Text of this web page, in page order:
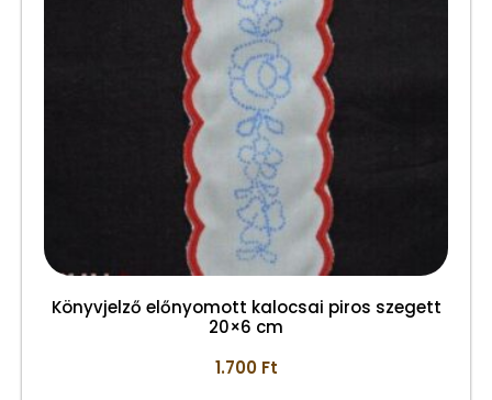
Könyvjelző előnyomott kalocsai piros szegett
20×6 cm
1.700 Ft